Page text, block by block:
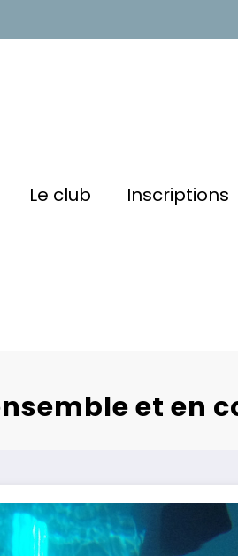
Le club Inscriptions
et en